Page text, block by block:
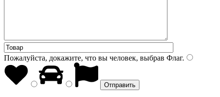
Пожалуйста, докажите, что вы человек, выбрав Флаг.